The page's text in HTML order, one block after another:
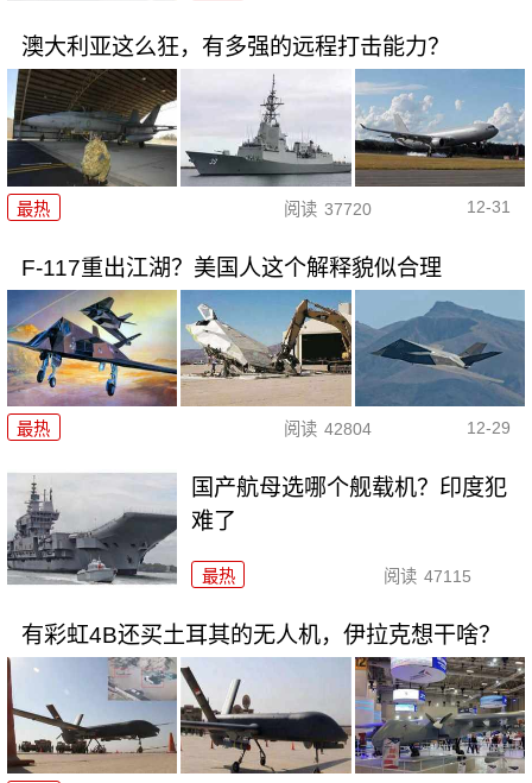
澳大利亚这么狂，有多强的远程打击能力？
最热 阅读 37720 12-31
F-117重出江湖？美国人这个解释貌似合理
最热 阅读 42804 12-29
国产航母选哪个舰载机？印度犯
难了
最热 阅读 47115
有彩虹4B还买土耳其的无人机，伊拉克想干啥？